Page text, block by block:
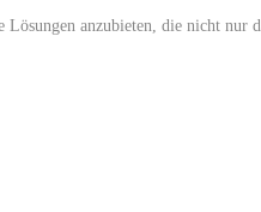
anzubieten, die nicht nur